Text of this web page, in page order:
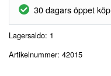
30 dagars öppet köp
Lagersaldo: 1
Artikelnummer: 42015